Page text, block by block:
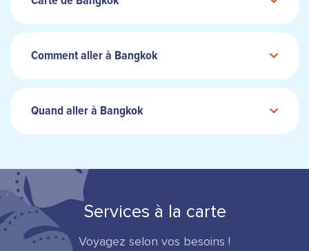
Comment aller à Bangkok
Quand aller à Bangkok
Services à la carte
Voyagez selon vos besoins !